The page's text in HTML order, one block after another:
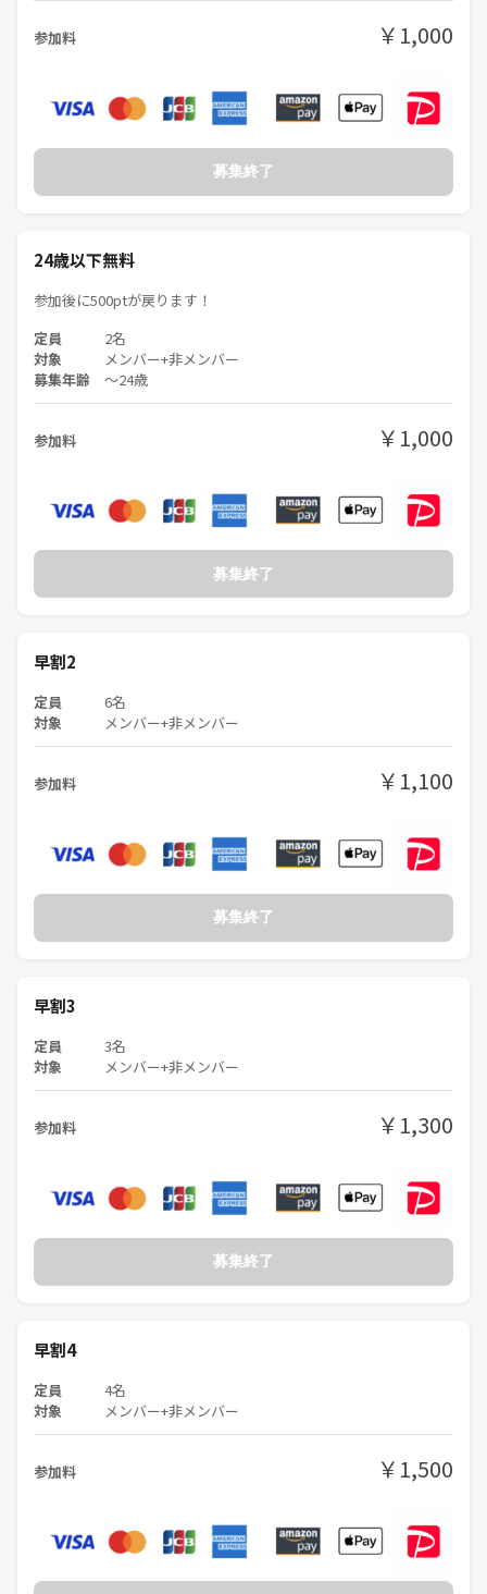
参加料 ￥1,000
募集終了
24歳以下無料
参加後に500ptが戻ります！
定員 2名
対象
メンバー+非メンバー
募集年齢 〜24歳
参加料 ￥1,000
募集終了
早割2
定員 6名
対象 メンバー+非メンバー
参加料 ￥1,100
募集終了
早割3
定員 3名
対象 メンバー+非メンバー
参加料 ￥1,300
募集終了
早割4
定員 4名
対象
メンバー+非メンバー
参加料 ￥1,500